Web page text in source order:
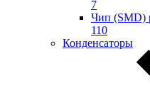
7
Чип (SMD)
110
Конденсаторы